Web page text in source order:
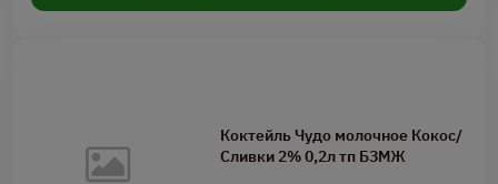
Коктейль Чудо молочное Кокос/
Сливки 2% 0,2л тп БЗМЖ